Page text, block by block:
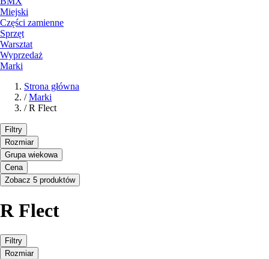
Miejski
Części zamienne
Sprzęt
Warsztat
Wyprzedaż
Marki
Strona główna
/ Marki
/ R Flect
Filtry
Rozmiar
Grupa wiekowa
Cena
Zobacz 5 produktów
R Flect
Filtry
Rozmiar